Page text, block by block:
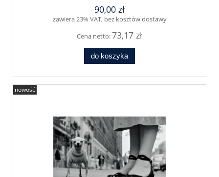
90,00 zł
zawiera 23% VAT, bez kosztów dostawy
Cena netto:73,17 zł
do koszyka
nowość